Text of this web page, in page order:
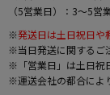
（5営業日）：3～5営
※発送日は土日祝日や
※当日発送に関するご
※「営業日」は土日祝
※運送会社の都合によ